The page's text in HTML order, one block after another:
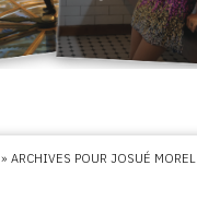
»ARCHIVES POUR JOSUÉ MOREL